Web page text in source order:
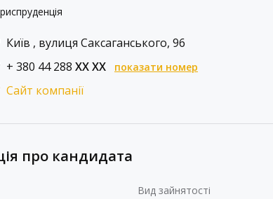
Київ , вулиця Саксаганського, 96
+ 380 44 288 XX XX показати номер
Сайт компанії
про кандидата
Вид зайнятості